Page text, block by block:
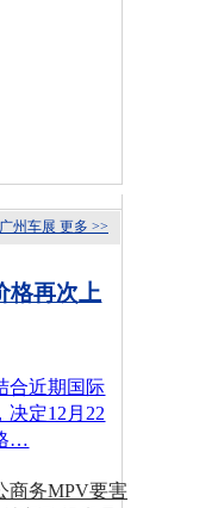
更多 >>
州车展
格再次上
合近期国际
决定12月22
…
商务MPV要害